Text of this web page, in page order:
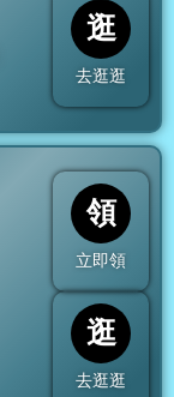
逛
去逛逛
領
立即領
逛
去逛逛